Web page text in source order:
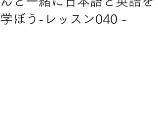
学ぼう-レッスン040 -